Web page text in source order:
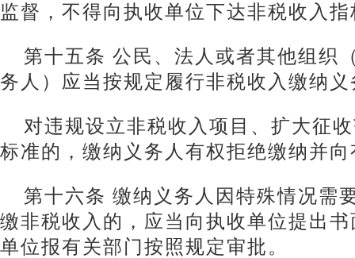
监督，不得向执收单位下达非税收入指
第十五条 公民、法人或者其他组织
务人）应当按规定履行非税收入缴纳义
对违规设立非税收入项目、扩大征
标准的，缴纳义务人有权拒绝缴纳并
第十六条 缴纳义务人因特殊情况需
缴非税收入的，应当向执收单位提出
单位报有关部门按照规定审批。